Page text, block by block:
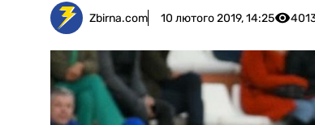
Zbirna.com 10 лютого 2019, 14:25